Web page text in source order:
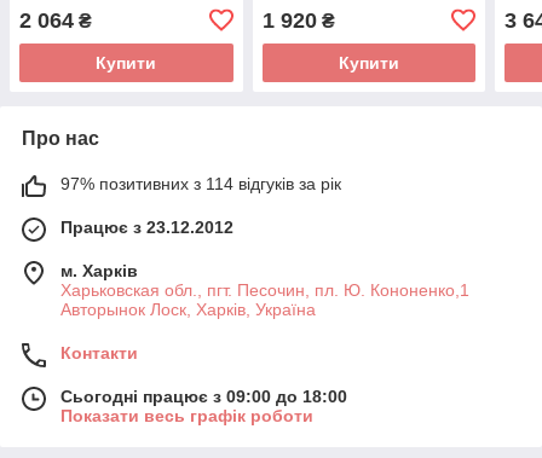
2 064 ₴
Купити
1 920₴
Купити
3
Про нас
97% позитивних з 114 відгуків за рік
Працює з 23.12.2012
м. Харків
Харьковская обл., пгт. Песочин, пл. Ю. Кононенко,1
Авторынок Лоск, Харків, Україна
Контакти
Сьогодні працює з 09:00 до 18:00
Показати весь графік роботи